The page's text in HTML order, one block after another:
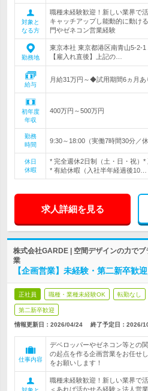
対象と
なる方
職種未経験歓迎！新しい業界で
キャッチアップし能動的に動け
門やゼネコン営業経験
勤務地
東京本社 東京都港区南青山5-2-
【雇入れ直後】上記の…
給与
月給31万円～◆試用期間6ヵ月あ
初年度
年収
400万円～500万円
勤務
時間
9:30～18:00（実働7時間30分／
休日
休暇
* 完全週休2日制（土・日・祝）
* 有給休暇（入社半年経過後10…
求人詳細を見る
株式会社GARDE | 空間デザインの力で
業
【企画営業】未経験・第二新卒歓
正社員 職種・業種未経験OK 転勤なし
第二新卒歓迎
情報更新日：2026/04/24 終了予定日： 2026/
仕事内容
デベロッパーやゼネコン等との
の起点を作る企画営業をお任せ
をお願いします！
職種未経験歓迎！新しい業界で
＜あれば活かせる経験＞法人営